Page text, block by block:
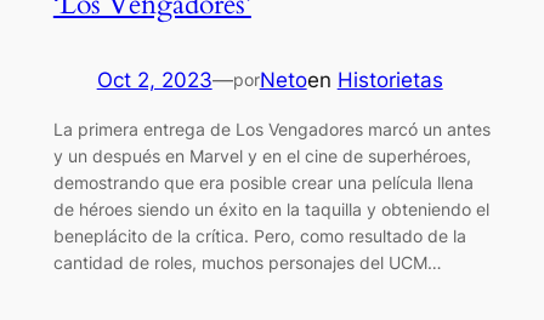
Oct 2, 2023—porNetoen Historietas
La primera entrega de Los Vengadores marcó un antes
y un después en Marvel y en el cine de superhéroes,
demostrando que era posible crear una película llena
de héroes siendo un éxito en la taquilla y obteniendo el
beneplácito de la crítica. Pero, como resultado de la
cantidad de roles, muchos personajes del UCM…